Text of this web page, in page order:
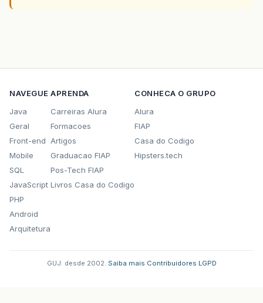
NAVEGUE
Java
Geral
Front-end
Mobile
SQL
JavaScript
PHP
Android
Arquitetura
APRENDA
Carreiras Alura
Formacoes
Artigos
Graduacao FIAP
Pos-Tech FIAP
Livros Casa do Codigo
CONHECA O GRUPO
Alura
FIAP
Casa do Codigo
Hipsters.tech
GUJ: desde 2002. Saiba mais Contribuidores LGPD